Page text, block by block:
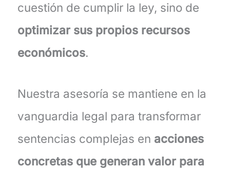
cuestión de cumplir la ley, sino de
optimizar sus propios recursos
económicos.
Nuestra asesoría se mantiene en la
vanguardia legal para transformar
sentencias complejas en acciones
concretas que generan valor para